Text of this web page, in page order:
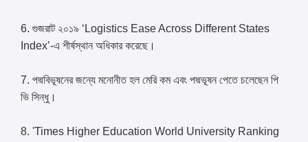
6. গুজরাট ২০১৯ ‘Logistics Ease Across Different States
Index’-এ শীর্ষস্থান অধিকার করেছে।
7. পদ্মবিভূষনের জন্যে মনোনীত হল মেরি কম এবং পদ্মভূষন পেতে চলেছেন পি
ভি সিন্ধু।
8. 'Times Higher Education World University Ranking